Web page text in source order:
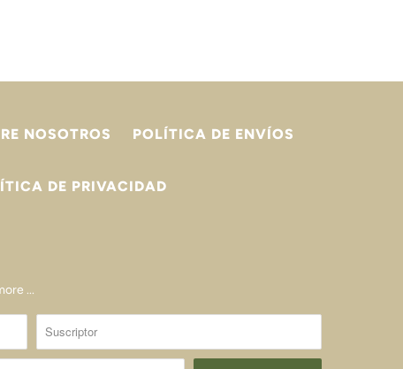
NOSOTROS POLÍTICA DE ENVÍOS
DE PRIVACIDAD
...